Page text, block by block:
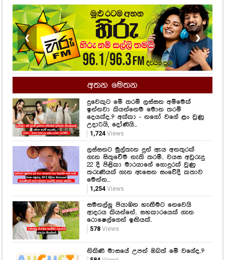
❮ ❯
අතන මෙතන
දුවෙකුට මේ තරම් ලස්සන අම්මෙක්
ඉන්නවා කියන්නෙම මොන තරම්
දෙයක්ද..? අක්කා - නගෝ වගේ ළං වුණු
උදාරියි, දෝණියි...
1,724Views
ලස්සනට මුල්තැන දුන් ඇය අනතුරක්
ගැන සිතුවේම නැති තරම්.. වයස අවුරුදු
22 දී පිළිකා මාරයාගේ ගොදුරක් වුණු
තරුණියක් ගැන ඇසෙන සංවේදී කතාව
මෙන්න...
1,254Views
සමනල්ලු පියාඹන හැඟීමට නෙවෙයි
ආදරය කියන්නේ.. සහකාරයෙක් ගැන
රොෂෙල්ගෙන් ඉඟියක්..
578Views
නිකිණි මාසයේ උපන් ඔබත් මේ වගේද..?